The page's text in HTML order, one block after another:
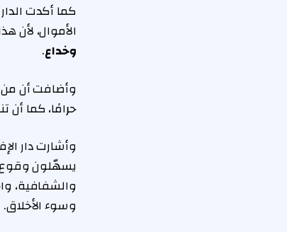
كما أكدت
الأموال، لأن
وخداع.
وأضافت أن
حرامًا، كما
وأشارت دار
يسهّلون وقوع
والشفافية،
وسوء الأخلاق.